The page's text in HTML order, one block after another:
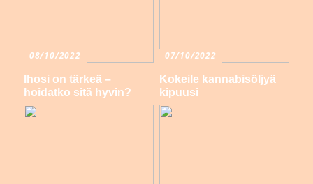
08/10/2022
Ihosi on tärkeä –
hoidatko sitä hyvin?
07/10/2022
Kokeile kannabisöljyä
kipuusi